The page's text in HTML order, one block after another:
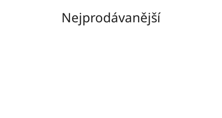
Nejprodávanější